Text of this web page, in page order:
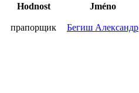
Hodnost
Jméno
прапорщик Бегиш Александр